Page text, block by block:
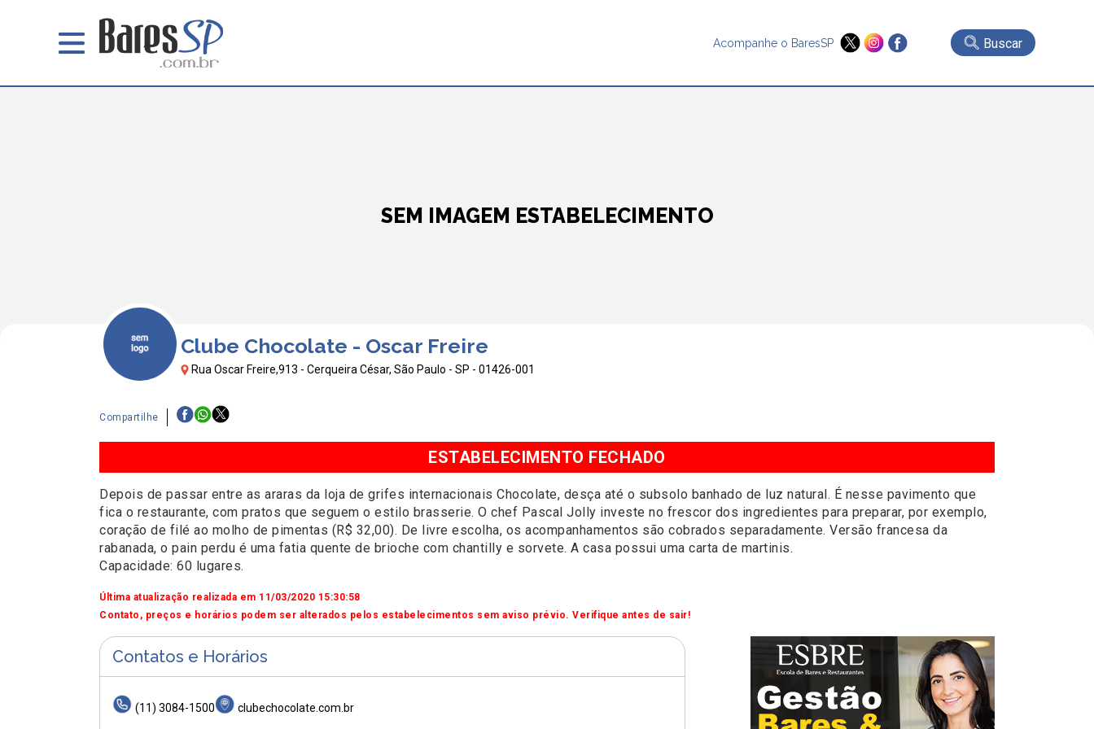
Acompanhe o BaresSP Buscar
SEM IMAGEM ESTABELECIMENTO
Clube Chocolate - Oscar Freire
Rua Oscar Freire,913 - Cerqueira César, São Paulo - SP - 01426-001
Compartilhe
ESTABELECIMENTO FECHADO
Depois de passar entre as araras da loja de grifes internacionais Chocolate, desça até o subsolo banhado de luz natural. É nesse pavimento que
fica o restaurante, com pratos que seguem o estilo brasserie. O chef Pascal Jolly investe no frescor dos ingredientes para preparar, por exemplo,
coração de filé ao molho de pimentas (R$ 32,00). De livre escolha, os acompanhamentos são cobrados separadamente. Versão francesa da
rabanada, o pain perdu é uma fatia quente de brioche com chantilly e sorvete. A casa possui uma carta de martinis.
Capacidade: 60 lugares.
Última atualização realizada em 11/03/2020 15:30:58
Contato, preços e horários podem ser alterados pelos estabelecimentos sem aviso prévio. Verifique antes de sair!
Contatos e Horários
(11) 3084-1500 clubechocolate.com.br